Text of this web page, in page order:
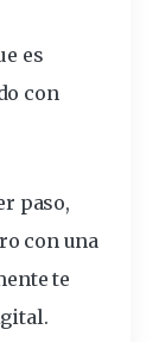
es
con
paso,
con una
te